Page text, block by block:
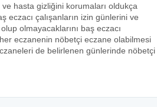
hasta gizliğini korumaları oldukça
eczacı çalışanların izin günlerini ve
olmayacaklarını baş eczacı
eczanenin nöbetçi eczane olabilmesi
de belirlenen günlerinde nöbetçi